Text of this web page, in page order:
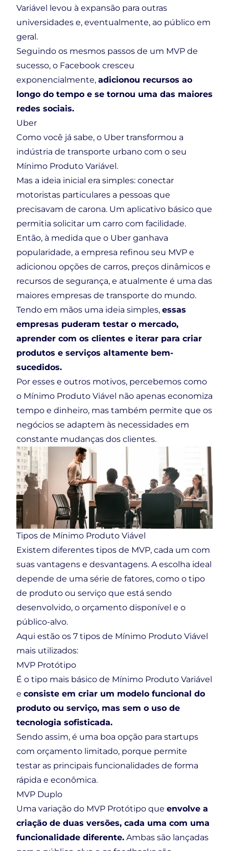
Variável levou à expansão para outras
universidades e, eventualmente, ao público em
geral.
Seguindo os mesmos passos de um MVP de
sucesso, o Facebook cresceu
exponencialmente, adicionou recursos ao
longo do tempo e se tornou uma das maiores
redes sociais.
Uber
Como você já sabe, o Uber transformou a
indústria de transporte urbano com o seu
Mínimo Produto Variável.
Mas a ideia inicial era simples: conectar
motoristas particulares a pessoas que
precisavam de carona. Um aplicativo básico que
permitia solicitar um carro com facilidade.
Então, à medida que o Uber ganhava
popularidade, a empresa refinou seu MVP e
adicionou opções de carros, preços dinâmicos e
recursos de segurança, e atualmente é uma das
maiores empresas de transporte do mundo.
Tendo em mãos uma ideia simples, essas
empresas puderam testar o mercado,
aprender com os clientes e iterar para criar
produtos e serviços altamente bem-
sucedidos.
Por esses e outros motivos, percebemos como
o Mínimo Produto Viável não apenas economiza
tempo e dinheiro, mas também permite que os
negócios se adaptem às necessidades em
constante mudanças dos clientes.
Tipos de Mínimo Produto Viável
Existem diferentes tipos de MVP, cada um com
suas vantagens e desvantagens. A escolha ideal
depende de uma série de fatores, como o tipo
de produto ou serviço que está sendo
desenvolvido, o orçamento disponível e o
público-alvo.
Aqui estão os 7 tipos de Mínimo Produto Viável
mais utilizados:
MVP Protótipo
É o tipo mais básico de Mínimo Produto Variável
e consiste em criar um modelo funcional do
produto ou serviço, mas sem o uso de
tecnologia sofisticada.
Sendo assim, é uma boa opção para startups
com orçamento limitado, porque permite
testar as principais funcionalidades de forma
rápida e econômica.
MVP Duplo
Uma variação do MVP Protótipo que envolve a
criação de duas versões, cada uma com uma
funcionalidade diferente. Ambas são lançadas